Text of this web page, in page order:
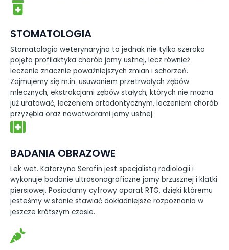
STOMATOLOGIA
Stomatologia weterynaryjna to jednak nie tylko szeroko
pojęta profilaktyka chorób jamy ustnej, lecz również
leczenie znacznie poważniejszych zmian i schorzeń.
Zajmujemy się m.in. usuwaniem przetrwałych zębów
mlecznych, ekstrakcjami zębów stałych, których nie można
już uratować, leczeniem ortodontycznym, leczeniem chorób
przyzębia oraz nowotworami jamy ustnej.
BADANIA OBRAZOWE
Lek wet. Katarzyna Serafin jest specjalistą radiologii i
wykonuje badanie ultrasonograficzne jamy brzusznej i klatki
piersiowej. Posiadamy cyfrowy aparat RTG, dzięki któremu
jesteśmy w stanie stawiać dokładniejsze rozpoznania w
jeszcze krótszym czasie.